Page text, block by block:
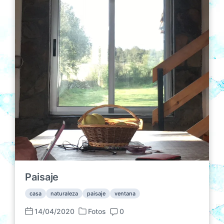
Paisaje
casa naturaleza paisaje ventana
F
14/04/2020
P
Fotos
C
0